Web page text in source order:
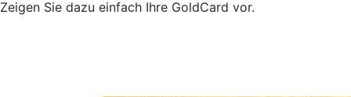
Zeigen Sie dazu einfach Ihre GoldCard vor.